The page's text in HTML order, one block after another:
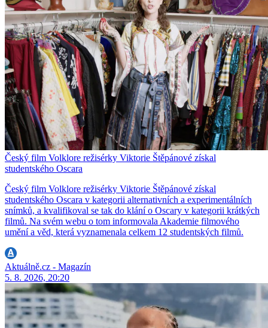
Český film Volklore režisérky Viktorie Štěpánové získal
studentského Oscara
Český film Volklore režisérky Viktorie Štěpánové získal
studentského Oscara v kategorii alternativních a experimentálních
snímků, a kvalifikoval se tak do klání o Oscary v kategorii krátkých
filmů. Na svém webu o tom informovala Akademie filmového
umění a věd, která vyznamenala celkem 12 studentských filmů.
Aktuálně.cz - Magazín
5. 8. 2026, 20:20